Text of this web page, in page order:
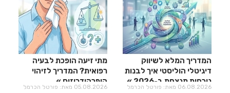
המדריך המלא לשיווק
דיגיטלי הוליסטי איך לבנות
נוכחות מנצחת ב-2026
06.08.2026 מאת: פורטל הכרמל
מתי זיעה הופכת לבעיה
רפואית? המדריך לזיהוי
היפרהידרוזיס
05.08.2026 מאת: פורטל הכרמל